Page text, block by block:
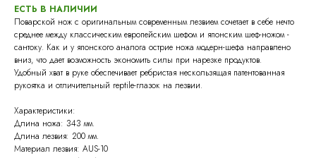
ЕСТЬ В НАЛИЧИИ
Поварской нож с оригинальным современным лезвием сочетает в себе нечто
среднее между классическим европейским шефом и японским шеф-ножом -
сантоку. Как и у японского аналога острие ножа модерн-шефа направлено
вниз, что дает возможность экономить силы при нарезке продуктов.
Удобный хват в руке обеспечивает ребристая нескользящая патентованная
рукоятка и отличительный reptile-глазок на лезвии.
Характеристики:
Длина ножа: 343 мм.
Длина лезвия: 200 мм.
Материал лезвия: AUS-10